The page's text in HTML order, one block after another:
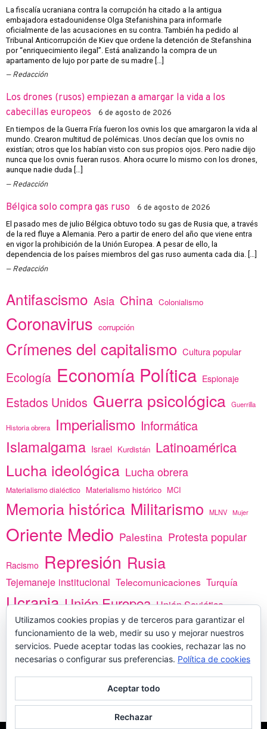
La fiscalía ucraniana contra la corrupción ha citado a la antigua
embajadora estadounidense Olga Stefanishina para informarle
oficialmente de las acusaciones en su contra. También ha pedido al
Tribunal Anticorrupción de Kiev que ordene la detención de Stefanshina
por “enriquecimiento ilegal”. Está analizando la compra de un
apartamento de lujo por parte de su madre […]
Redacción
Los drones (rusos) empiezan a amargar la vida a los
cabecillas europeos
6 de agosto de 2026
En tiempos de la Guerra Fría fueron los ovnis los que amargaron la vida al
mundo. Crearon multitud de polémicas. Unos decían que los ovnis no
existían; otros que los habían visto con sus propios ojos. Pero nadie dijo
nunca que los ovnis fueran rusos. Ahora ocurre lo mismo con los drones,
aunque nadie duda […]
Redacción
Bélgica solo compra gas ruso 6 de agosto de 2026
El pasado mes de julio Bélgica obtuvo todo su gas de Rusia que, a través
de la red fluye a Alemania. Pero a partir de enero del año que viene entra
en vigor la prohibición de la Unión Europea. A pesar de ello, la
dependencia de los países miembros del gas ruso aumenta cada dia. […]
Redacción
Antifascismo Asia China Colonialismo
Coronavirus corrupción
Crímenes del capitalismo Cultura popular
Ecología Economía Política Espionaje
Estados Unidos Guerra psicológica Guerrilla
Historia obrera Imperialismo Informática
Islamalgama Israel Kurdistán Latinoamérica
Lucha ideológica Lucha obrera
Materialismo dialéctico Materialismo histórico MCI
Memoria histórica Militarismo MLNV Mujer
Oriente Medio Palestina Protesta popular
Racismo Represión Rusia
Tejemaneje institucional Telecomunicaciones Turquía
Ucrania Unión Europea Unión Soviética
vacunas Yemen África
PREGÚNTANOS
Utilizamos cookies propias y de terceros para garantizar el
funcionamiento de la web, medir su uso y mejorar nuestros
servicios. Puede aceptar todas las cookies, rechazar las no
necesarias o configurar sus preferencias. Política de cookies
Aceptar todo
Rechazar